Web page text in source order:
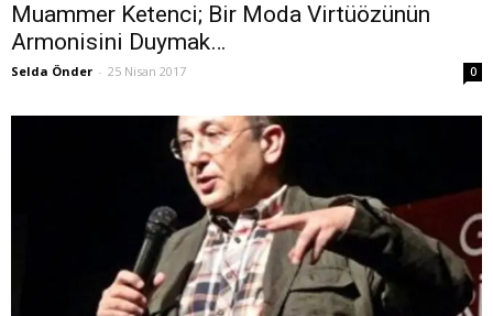
Muammer Ketenci; Bir Moda Virtüözünün
Armonisini Duymak…
Selda Önder - 25 Nisan 2017 0